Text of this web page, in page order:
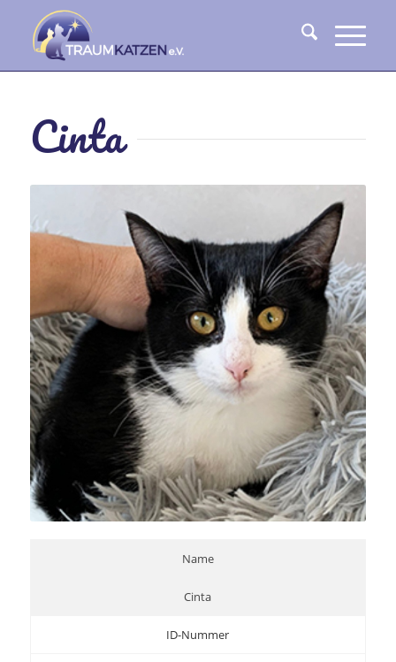
Cinta
Name
Cinta
ID-Nummer